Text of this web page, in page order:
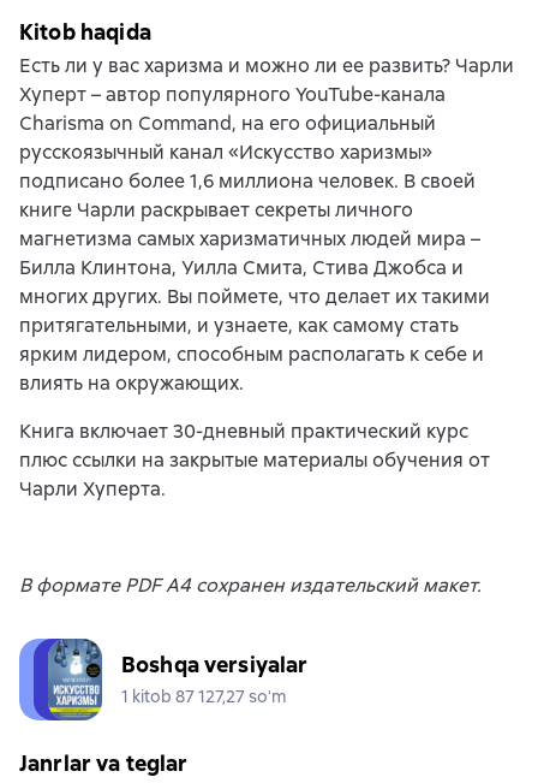
Kitob haqida
Есть ли у вас харизма и можно ли ее развить? Чарли
Хуперт – автор популярного YouTube-канала
Charisma on Command, на его официальный
русскоязычный канал «Искусство харизмы»
подписано более 1,6 миллиона человек. В своей
книге Чарли раскрывает секреты личного
магнетизма самых харизматичных людей мира –
Билла Клинтона, Уилла Смита, Стива Джобса и
многих других. Вы поймете, что делает их такими
притягательными, и узнаете, как самому стать
ярким лидером, способным располагать к себе и
влиять на окружающих.
Книга включает 30-дневный практический курс
плюс ссылки на закрытые материалы обучения от
Чарли Хуперта.
В формате PDF A4 сохранен издательский макет.
Boshqa versiyalar
1 kitob 87 127,27 soʻm
Janrlar va teglar